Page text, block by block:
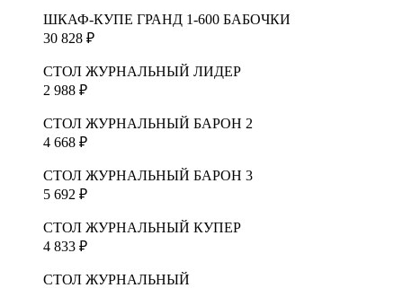
ШКАФ-КУПЕ ГРАНД 1-600 БАБОЧКИ
30 828 ₽
СТОЛ ЖУРНАЛЬНЫЙ ЛИДЕР
2 988 ₽
СТОЛ ЖУРНАЛЬНЫЙ БАРОН 2
4 668 ₽
СТОЛ ЖУРНАЛЬНЫЙ БАРОН 3
5 692 ₽
СТОЛ ЖУРНАЛЬНЫЙ КУПЕР
4 833 ₽
СТОЛ ЖУРНАЛЬНЫЙ